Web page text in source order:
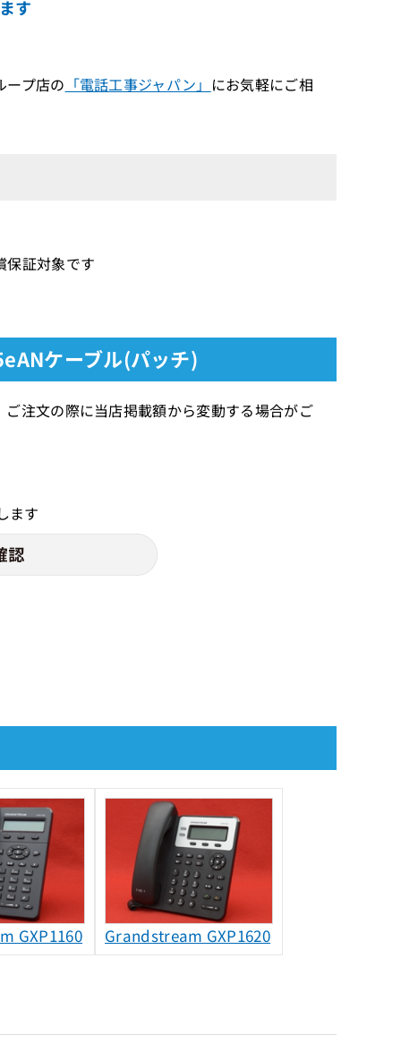
す
ープ店の 「電話工事ジャパン」 にお気軽にご相
証対象です
ケーブル(パッチ)
注文の際に当店掲載額から変動する場合がご
ます
GXP1160 Grandstream GXP1620